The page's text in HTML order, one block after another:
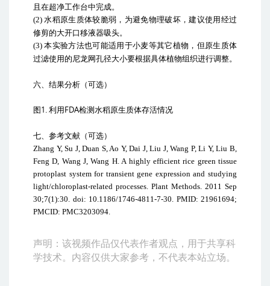
且在超净工作台中完成。
(2)水稻原生质体较脆弱，为避免物理破坏，建议使用经过
修剪的大开口移液器吸头。
(3)本实验方法也可能适用于小麦等其它植物，但原生质体
过滤使用的尼龙网孔径大小要根据具体植物组织进行调整。
六、结果分析（可选）
图 1. 利用 FDA检测水稻原生质体存活情况
七、参考文献（可选）
Zhang Y, Su J, Duan S, Ao Y, Dai J, Liu J, Wang P, Li Y, Liu B,
Feng D, Wang J, Wang H. A highly efficient rice green tissue
protoplast system for transient gene expression and studying
light/chloroplast-related processes. Plant Methods. 2011 Sep
30;7(1):30. doi: 10.1186/1746-4811-7-30. PMID: 21961694;
PMCID: PMC3203094.
声明：该视频作品仅代表作者观点，用于共享科
学技术。内容仅供大家参考，不代表本站立场。